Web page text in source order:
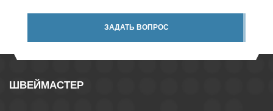
ЗАДАТЬ ВОПРОС
ШВЕЙМАСТЕР